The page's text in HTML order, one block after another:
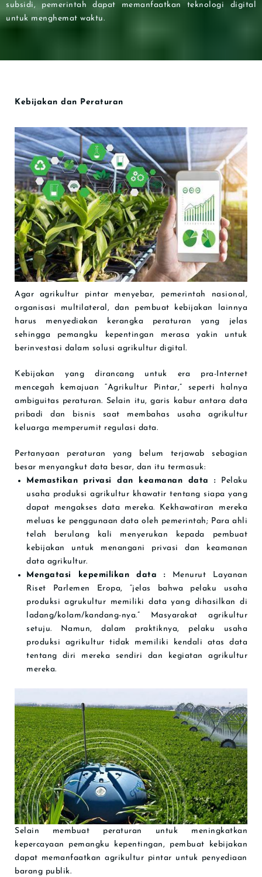
subsidi, pemerintah dapat memanfaatkan teknologi digital
untuk menghemat waktu.
Kebijakan dan Peraturan
Agar agrikultur pintar menyebar, pemerintah nasional,
organisasi multilateral, dan pembuat kebijakan lainnya
harus menyediakan kerangka peraturan yang jelas
sehingga pemangku kepentingan merasa yakin untuk
berinvestasi dalam solusi agrikultur digital.
Kebijakan yang dirancang untuk era pra-Internet
mencegah kemajuan “Agrikultur Pintar,” seperti halnya
ambiguitas peraturan. Selain itu, garis kabur antara data
pribadi dan bisnis saat membahas usaha agrikultur
keluarga memperumit regulasi data.
Pertanyaan peraturan yang belum terjawab sebagian
besar menyangkut data besar, dan itu termasuk:
Memastikan privasi dan keamanan data :
Pelaku
usaha produksi agrikultur khawatir tentang siapa yang
dapat mengakses data mereka. Kekhawatiran mereka
meluas ke penggunaan data oleh pemerintah; Para ahli
telah berulang kali menyerukan kepada pembuat
kebijakan untuk menangani privasi dan keamanan
data agrikultur.
Mengatasi kepemilikan data :
Menurut Layanan
Riset Parlemen Eropa, “jelas bahwa pelaku usaha
produksi agrukultur memiliki data yang dihasilkan di
ladang/kolam/kandang-nya.” Masyarakat agrikultur
setuju. Namun, dalam praktiknya, pelaku usaha
produksi agrikultur tidak memiliki kendali atas data
tentang diri mereka sendiri dan kegiatan agrikultur
mereka.
Selain membuat peraturan untuk meningkatkan
kepercayaan pemangku kepentingan, pembuat kebijakan
dapat memanfaatkan agrikultur pintar untuk penyediaan
barang publik.